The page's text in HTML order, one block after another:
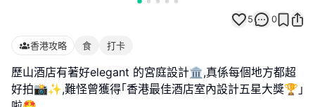
5 0
香港攻略 食 打卡
歷山酒店有著好elegant 的宮庭設計🏛,真係每個地方都超
好拍📸✨,難怪曾獲得｢香港最佳酒店室內設計五星大獎🏆｣